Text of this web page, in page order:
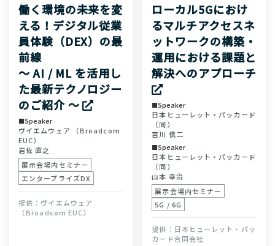
働く環境の未来を変
える！デジタル従業
員体験（DEX）の最
前線
～ AI / ML を活用し
た最新テクノロジー
のご紹介 ～
Speaker
ヴイエムウェア （Broadcom
EUC）
岩佐 直之
展示会場内セミナー
エンタープライズDX
ヴイエムウェア
（Broadcom EUC）
ローカル5Gにおけ
るマルチアクセスネ
ットワークの構築・
運用における課題と
解決へのアプローチ
Speaker
日本ヒューレット・パッカード
（同）
吉川 慎二
Speaker
日本ヒューレット・パッカード
（同）
山本 幸治
展示会場内セミナー
5G / 6G
日本ヒューレット・パッ
カード合同会社